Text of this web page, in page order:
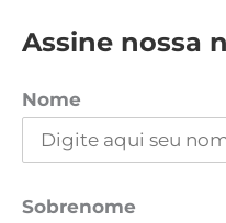
Assine nossa
Nome
Sobrenome